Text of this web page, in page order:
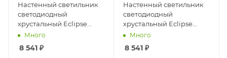
Настенный светильник
светодиодный
хрустальный Eclipse
2108/00/01W
Много
8 541 ₽
Настенный светильник
светодиодный
хрустальный Eclipse
2108/11/01W
Много
8 541 ₽